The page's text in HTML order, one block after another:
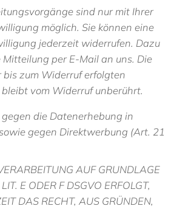
sind nur mit Ihrer
möglich. Sie können eine
jederzeit widerrufen. Dazu
Mitteilung per E-Mail an uns. Die
zum Widerruf erfolgten
vom Widerruf unberührt.
die Datenerhebung in
gegen Direktwerbung (Art. 21
AUF GRUNDLAGE
E ODER F DSGVO ERFOLGT,
DAS RECHT, AUS GRÜNDEN,